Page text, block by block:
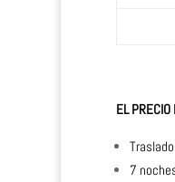
EL PRECIO
7